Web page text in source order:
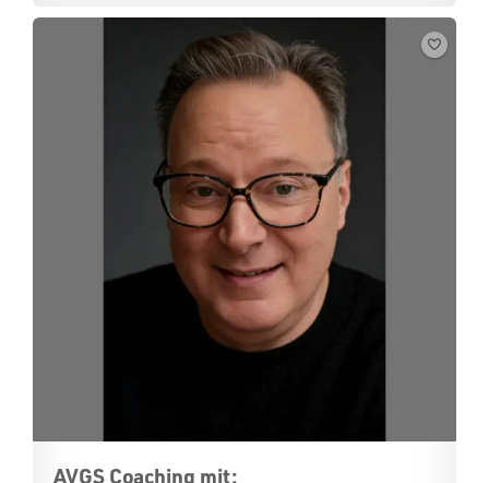
AVGS Coaching mit: